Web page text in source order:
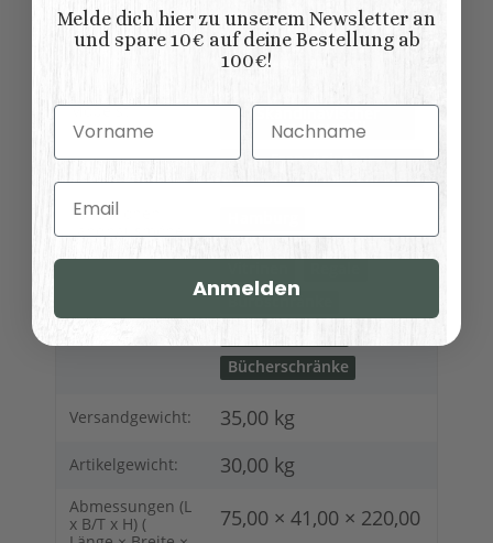
Möbelstil:
Modern
Vintage
Skandinavischer
Landhausstil
Französischer
Kollektionen
Landhausmöbel:
Variationen:
Büroschränke
Bücherschränke
Versandgewicht: 35,00 kg
Artikelgewicht: 30,00 kg
Abmessungen (L
x B/T x H) (
75,00 × 41,00 × 220,00
Melde dich hier zu unserem Newsletter an
und spare 10€ auf deine Bestellung ab
100€!
Vorname Nachname
Email
Anmelden